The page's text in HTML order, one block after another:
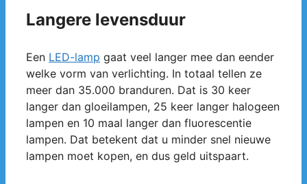
Langere levensduur
Een LED-lamp gaat veel langer mee dan eender
welke vorm van verlichting. In totaal tellen ze
meer dan 35.000 branduren. Dat is 30 keer
langer dan gloeilampen, 25 keer langer halogeen
lampen en 10 maal langer dan fluorescentie
lampen. Dat betekent dat u minder snel nieuwe
lampen moet kopen, en dus geld uitspaart.